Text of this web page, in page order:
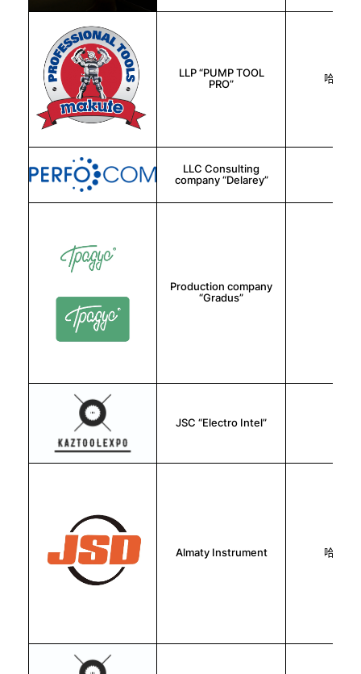
LLP “PUMP TOOL
PRO”
哈萨克
LLC Consulting
company “Delarey”
Production company
“Gradus”
JSC “Electro Intel”
Almaty Instrument 哈萨克